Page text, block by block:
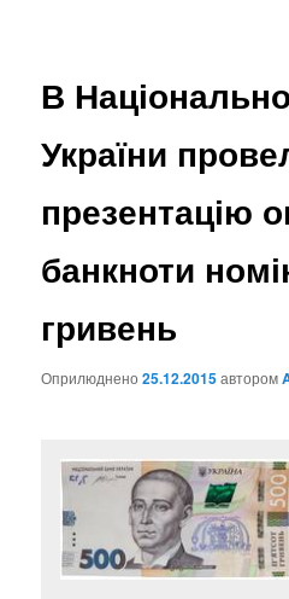
В
України
презентацію
банкноти
гривень
Оприлюднено25.12.2015автором